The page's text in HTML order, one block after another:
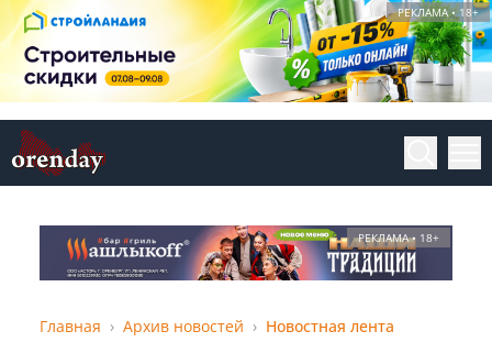
РЕКЛАМА • 18+
РЕКЛАМА • 18+
Главная Архив новостей Новостная лента